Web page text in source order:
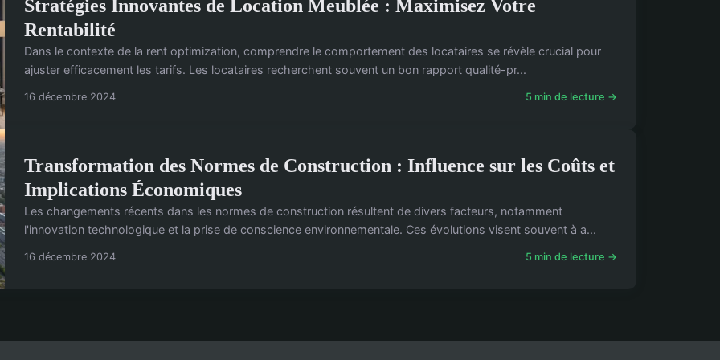
Stratégies Innovantes de Location Meublée : Maximisez Votre
Rentabilité
Dans le contexte de la rent optimization, comprendre le comportement des locataires se révèle crucial pour
ajuster efficacement les tarifs. Les locataires recherchent souvent un bon rapport qualité-pr...
16 décembre 2024 5 min de lecture →
Transformation des Normes de Construction : Influence sur les Coûts et
Implications Économiques
Les changements récents dans les normes de construction résultent de divers facteurs, notamment
l'innovation technologique et la prise de conscience environnementale. Ces évolutions visent souvent à a...
16 décembre 2024 5 min de lecture →